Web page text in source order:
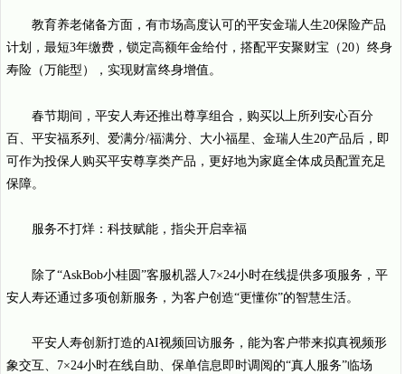
教育养老储备方面，有市场高度认可的平安金瑞人生20保险产品
计划，最短3年缴费，锁定高额年金给付，搭配平安聚财宝（20）终身
寿险（万能型），实现财富终身增值。
春节期间，平安人寿还推出尊享组合，购买以上所列安心百分
百、平安福系列、爱满分/福满分、大小福星、金瑞人生20产品后，即
可作为投保人购买平安尊享类产品，更好地为家庭全体成员配置充足
保障。
服务不打烊：科技赋能，指尖开启幸福
除了“AskBob小桂圆”客服机器人7×24小时在线提供多项服务，平
安人寿还通过多项创新服务，为客户创造“更懂你”的智慧生活。
平安人寿创新打造的AI视频回访服务，能为客户带来拟真视频形
象交互、7×24小时在线自助、保单信息即时调阅的“真人服务”临场